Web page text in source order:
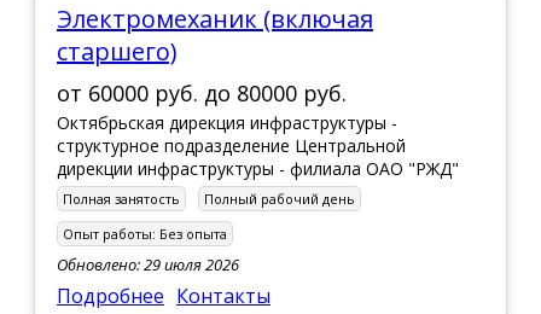
Электромеханик (включая
старшего)
от 60000 руб. до 80000 руб.
Октябрьская дирекция инфраструктуры -
структурное подразделение Центральной
дирекции инфраструктуры - филиала ОАО "РЖД"
Полная занятость
Полный рабочий день
Опыт работы: Без опыта
Обновлено: 29 июля 2026
Подробнее Контакты